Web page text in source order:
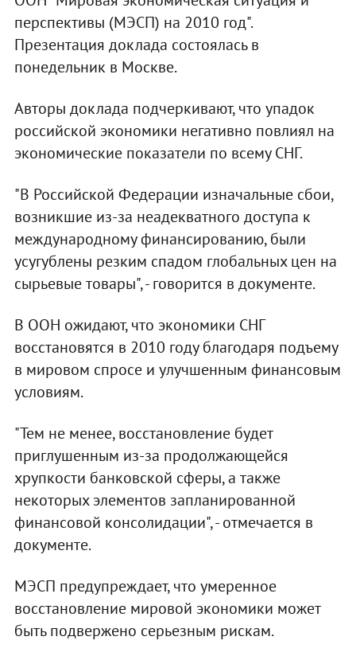
перспективы (МЭСП) на 2010 год".
Презентация доклада состоялась в
понедельник в Москве.
Авторы доклада подчеркивают, что упадок
российской экономики негативно повлиял на
экономические показатели по всему СНГ.
"В Российской Федерации изначальные сбои,
возникшие из-за неадекватного доступа к
международному финансированию, были
усугублены резким спадом глобальных цен на
сырьевые товары", - говорится в документе.
В ООН ожидают, что экономики СНГ
восстановятся в 2010 году благодаря подъему
в мировом спросе и улучшенным финансовым
условиям.
"Тем не менее, восстановление будет
приглушенным из-за продолжающейся
хрупкости банковской сферы, а также
некоторых элементов запланированной
финансовой консолидации", - отмечается в
документе.
МЭСП предупреждает, что умеренное
восстановление мировой экономики может
быть подвержено серьезным рискам.